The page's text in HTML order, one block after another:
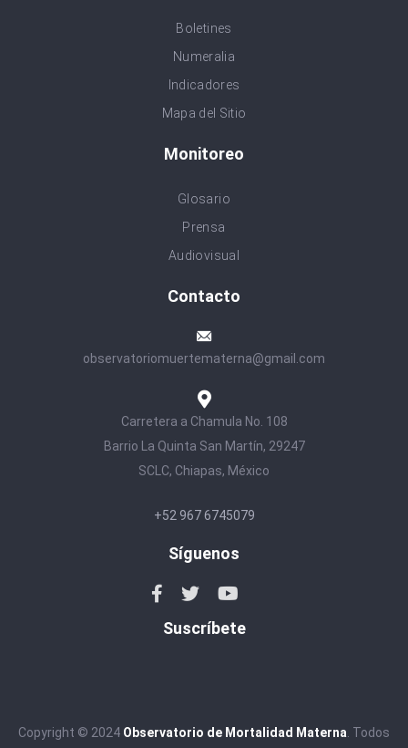
Boletines
Numeralia
Indicadores
Mapa del Sitio
Monitoreo
Glosario
Prensa
Audiovisual
Contacto
observatoriomuertematerna@gmail.com
Carretera a Chamula No. 108
Barrio La Quinta San Martín, 29247
SCLC, Chiapas, México
+52 967 6745079
Síguenos
Suscríbete
Copyright © 2024 Observatorio de Mortalidad Materna . Todos